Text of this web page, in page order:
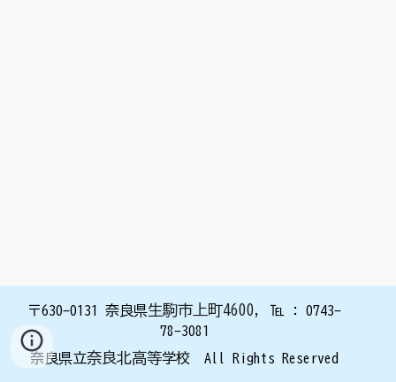
〒630-0131 奈良県生駒市上町4600,℡ : 0743-
78-3081
奈良県立奈良北高等学校 All Rights Reserved